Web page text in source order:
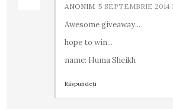
ANONIM 5 SEPTEMBRIE 2014
Awesome giveaway...
hope to win...
name: Huma Sheikh
Răspundeți